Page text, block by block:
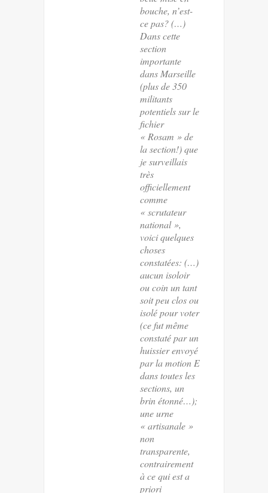
bouche, n’est-
ce pas? (…)
Dans cette
section
importante
dans Marseille
(plus de 350
militants
potentiels sur le
fichier
« Rosam » de
la section!) que
je surveillais
très
officiellement
comme
« scrutateur
national »,
voici quelques
choses
constatées: (…)
aucun isoloir
ou coin un tant
soit peu clos ou
isolé pour voter
(ce fut même
constaté par un
huissier envoyé
par la motion E
dans toutes les
sections, un
brin étonné…);
une urne
« artisanale »
non
transparente,
contrairement
à ce qui est a
priori